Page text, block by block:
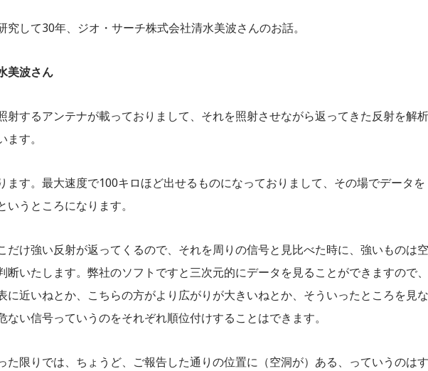
して30年、ジオ・サーチ株式会社清水美波さんのお話。
美波さん
射するアンテナが載っておりまして、それを照射させながら返ってきた反射を解析
す。
ます。最大速度で100キロほど出せるものになっておりまして、その場でデータを
うところになります。
だけ強い反射が返ってくるので、それを周りの信号と見比べた時に、強いものは空
断いたします。弊社のソフトですと三次元的にデータを見ることができますので、
に近いねとか、こちらの方がより広がりが大きいねとか、そういったところを見な
い信号っていうのをそれぞれ順位付けすることはできます。
た限りでは、ちょうど、ご報告した通りの位置に（空洞が）ある、っていうのはす